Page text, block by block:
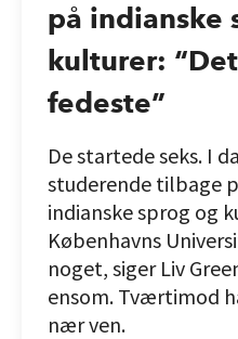
på indianske
kulturer:
fedeste”
De startede seks. I
studerende tilbage
indianske sprog og
Københavns
noget, siger Liv
ensom. Tværtimod
nær ven.